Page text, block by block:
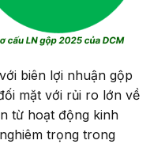
biên lợi nhuận gộp
mặt với rủi ro lớn về
từ hoạt động kinh
trọng trong